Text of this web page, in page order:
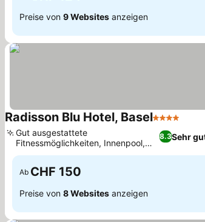
Preise von 9 Websites anzeigen
Radisson Blu Hotel, Basel4 Sterne
8.3Sehr
Gut ausgestattete
Fitnessmöglichkeiten, Innenpool,
Sauna und Dampfbad
Ab CHF 150
Preise von 8 Websites anzeigen